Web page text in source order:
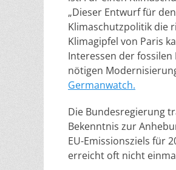
„Dieser Entwurf für
Klimaschutzpolitik die
Klimagipfel von Paris
Interessen der
nötigen
Germanwatch.
Die Bundesregierung
Bekenntnis zur
EU-Emissionsziels für
erreicht oft nicht